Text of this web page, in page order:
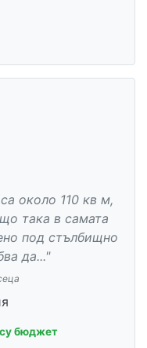
около 110 кв м,
така в самата
под стълбищно
да..."
бюджет